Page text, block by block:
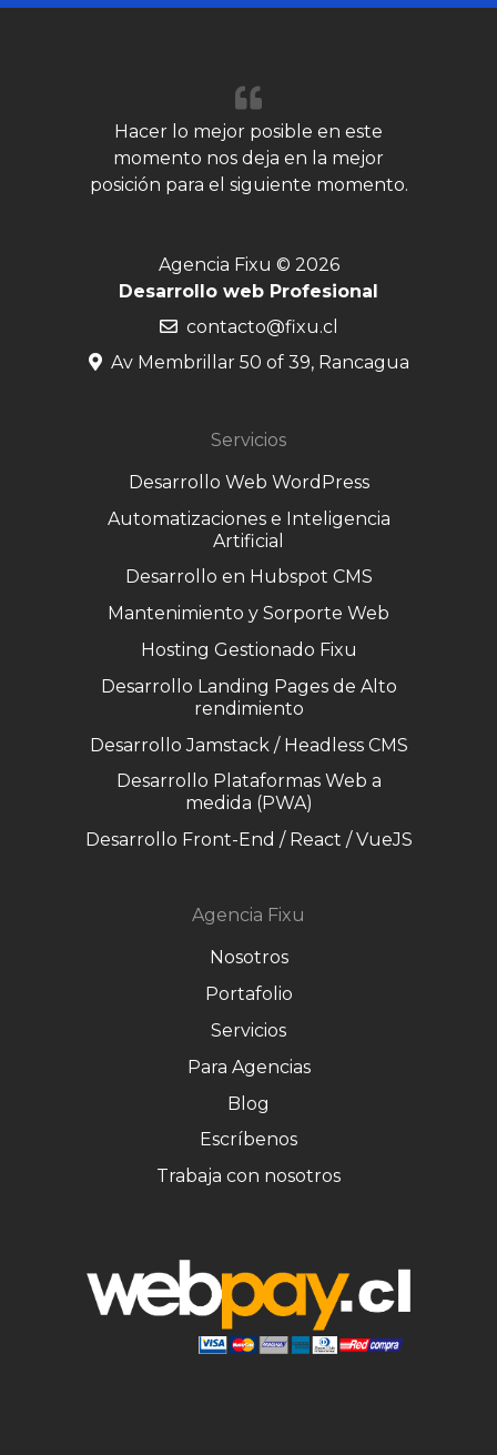
Hacer lo mejor posible en este
momento nos deja en la mejor
posición para el siguiente momento.
Agencia Fixu © 2026
Desarrollo web Profesional
contacto@fixu.cl
Av Membrillar 50 of 39, Rancagua
Servicios
Desarrollo Web WordPress
Automatizaciones e Inteligencia
Artificial
Desarrollo en Hubspot CMS
Mantenimiento y Sorporte Web
Hosting Gestionado Fixu
Desarrollo Landing Pages de Alto
rendimiento
Desarrollo Jamstack / Headless CMS
Desarrollo Plataformas Web a
medida (PWA)
Desarrollo Front-End / React / VueJS
Agencia Fixu
Nosotros
Portafolio
Servicios
Para Agencias
Blog
Escríbenos
Trabaja con nosotros